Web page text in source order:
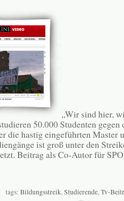
„Wir sind hier,
50.000 Studenten
die hastig eingeführten Master
ist groß unter den
Beitrag als Co-Autor für
Bildungsstreik, Studierende, Tv-